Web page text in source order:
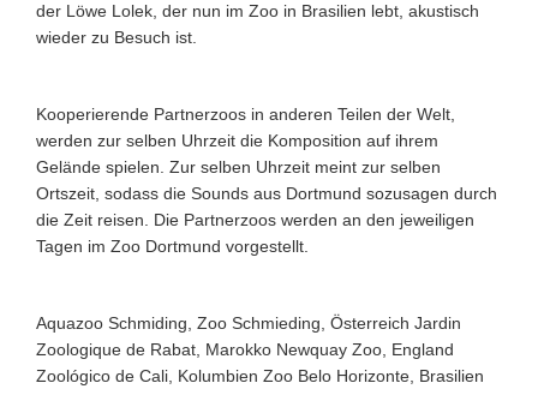
der Löwe Lolek, der nun im Zoo in Brasilien lebt, akustisch
wieder zu Besuch ist.
Kooperierende Partnerzoos in anderen Teilen der Welt,
werden zur selben Uhrzeit die Komposition auf ihrem
Gelände spielen. Zur selben Uhrzeit meint zur selben
Ortszeit, sodass die Sounds aus Dortmund sozusagen durch
die Zeit reisen. Die Partnerzoos werden an den jeweiligen
Tagen im Zoo Dortmund vorgestellt.
Aquazoo Schmiding, Zoo Schmieding, Österreich Jardin
Zoologique de Rabat, Marokko Newquay Zoo, England
Zoológico de Cali, Kolumbien Zoo Belo Horizonte, Brasilien